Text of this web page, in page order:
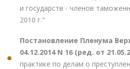
и государств - членов
2010 г."
Постановление Пленума
04.12.2014 N 16 (ред. от
практике по делам о